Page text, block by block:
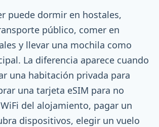
puede dormir en hostales,
público, comer en
y llevar una mochila como
La diferencia aparece cuando
una habitación privada para
una tarjeta eSIM para no
del alojamiento, pagar un
dispositivos, elegir un vuelo